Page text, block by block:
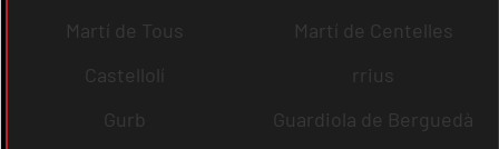
Martí de Tous
Martí de Centelles
Castellolí
rrius
Gurb
Guardiola de Berguedà